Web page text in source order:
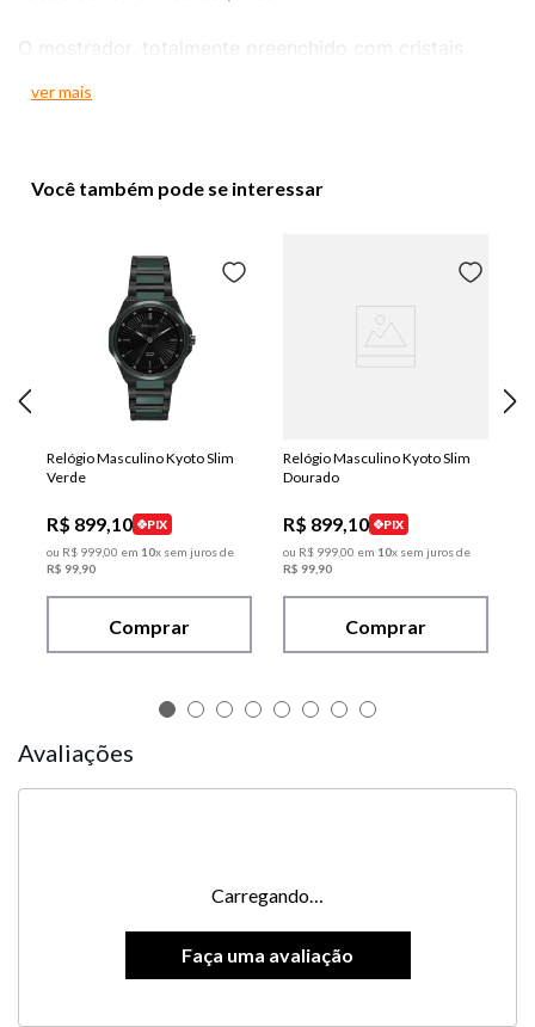
O mostrador, totalmente preenchido com cristais,
resistente, completa o design sofisticado, tornando
ver mais
Você também pode se interessar
Relógio Masculino Kyoto Slim
Verde
R$ 899,10
PIX
ou R$ 99900 em 10x sem juros de
R$ 99 90
Comprar
Relógio Masculino Kyoto Slim
Dourado
R$ 899,10
PIX
ou R$ 99900 em 10x sem juros de
R$ 99 90
Comprar
Avaliações
Carregando…